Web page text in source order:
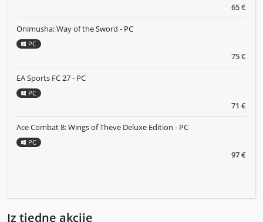
65 €
75 €
Onimusha: Way of the Sword - PC
PC
71 €
EA Sports FC 27 - PC
PC
97 €
Ace Combat 8: Wings of Theve Deluxe Edition - PC
PC
Iz tjedne akcije